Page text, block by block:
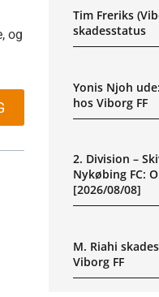
og
Tim Freriks
skadesstatus
Yonis Njoh
hos Viborg FF
2. Division –
Nykøbing FC:
[2026/08/08]
M. Riahi
Viborg FF